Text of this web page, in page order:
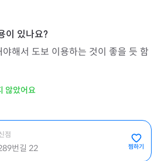
해서 도보 이용하는 것이 좋을 듯 함
않았어요
점
번길 22 찜하기